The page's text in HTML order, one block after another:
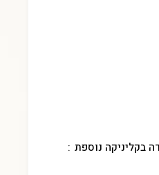
בקליניקה נוספת